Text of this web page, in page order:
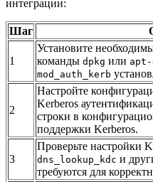
интеграции:
Шаг
1
Установите
команды dpkg или
mod_auth_kerb
2
Настройте
Kerberos
строки в
поддержки Kerberos.
3
Проверьте настройки
dns_lookup_kdc и
требуются для